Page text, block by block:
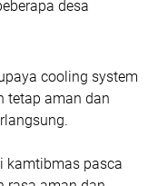
desa
cooling system
tetap aman dan
kamtibmas pasca